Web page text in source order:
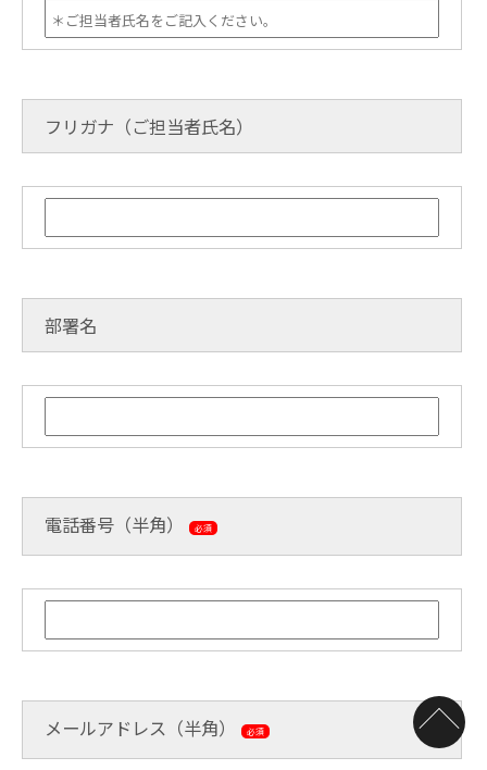
フリガナ（ご担当者氏名）
部署名
電話番号（半角） 必須
メールアドレス（半角） 必須